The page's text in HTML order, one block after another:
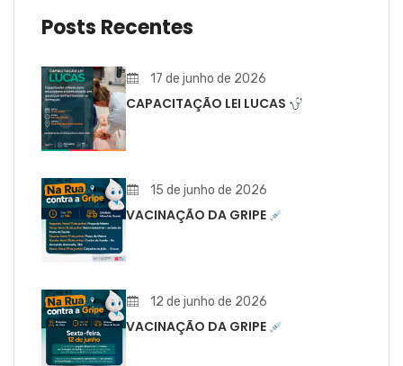
Posts Recentes
17 de junho de 2026
CAPACITAÇÃO LEI LUCAS
15 de junho de 2026
VACINAÇÃO DA GRIPE
12 de junho de 2026
VACINAÇÃO DA GRIPE